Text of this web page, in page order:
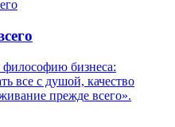
философию бизнеса:
все с душой, качество
прежде всего».